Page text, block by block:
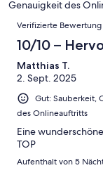
Okay
4
Genauigkeit des
Verifizierte Bewertung
10/10 –
Matthias T.
2. Sept. 2025
Gut: Sauberkeit,
des Onlineauftritts
Eine
TOP
Aufenthalt von 5